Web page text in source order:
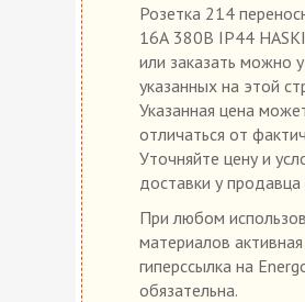
Розетка 214
16А 380В IP44 HASKI
или заказать можно
указанных на этой
Указанная цена
отличаться от
Уточняйте цену и
доставки у продавца
При любом
материалов активная
гиперссылка на
обязательна.